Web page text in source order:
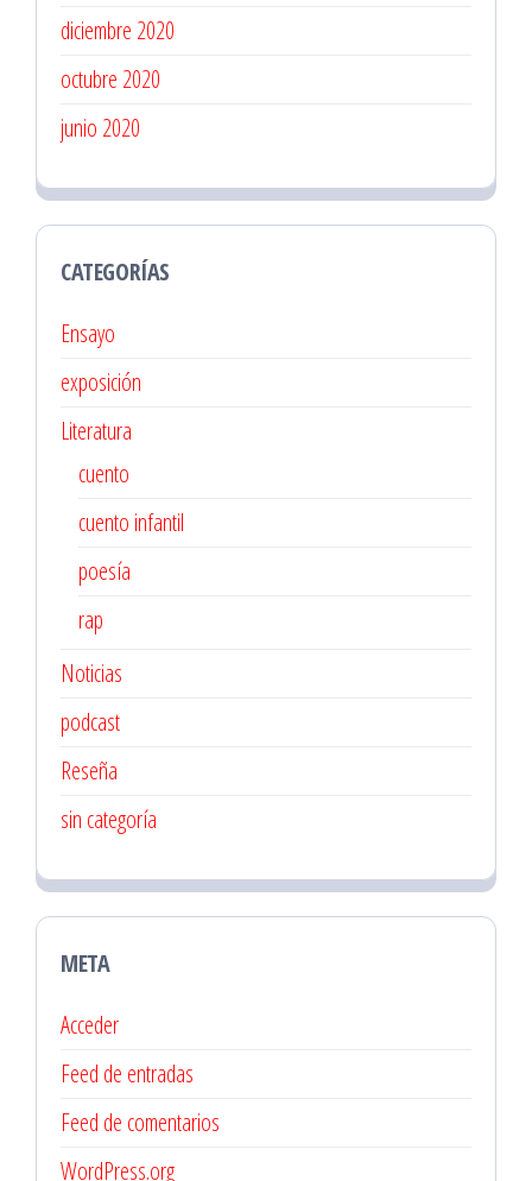
diciembre 2020
octubre 2020
junio 2020
CATEGORÍAS
Ensayo
exposición
Literatura
cuento
cuento infantil
poesía
rap
Noticias
podcast
Reseña
sin categoría
META
Acceder
Feed de entradas
Feed de comentarios
WordPress.org